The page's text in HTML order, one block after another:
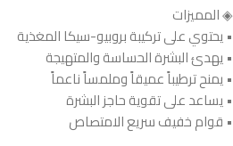
◈ المميزات
• يحتوي على تركيبة بروبيو-سيكا المغذية
• يهدئ البشرة الحساسة والمتهيجة
• يمنح ترطيباً عميقاً وملمساً ناعماً
• يساعد على تقوية حاجز البشرة
• قوام خفيف سريع الامتصاص